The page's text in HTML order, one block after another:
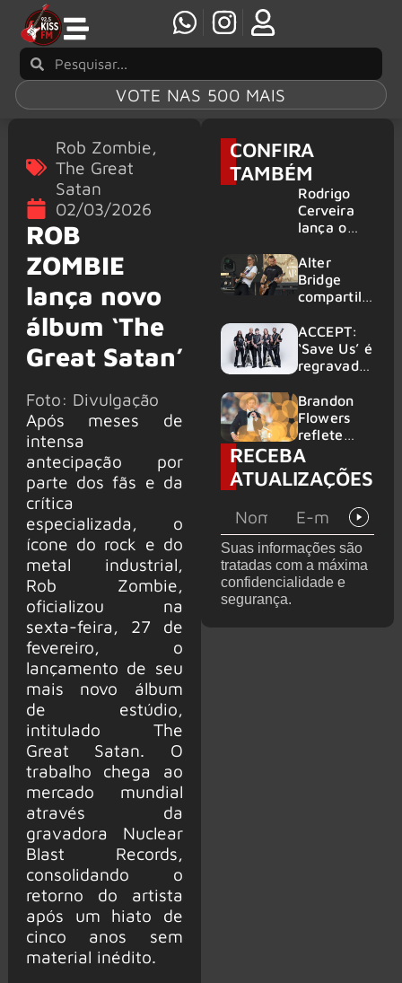
VOTE NAS 500 MAIS
Rob Zombie,
The Great
Satan
02/03/2026
ROB
ZOMBIE
lança novo
álbum ‘The
Great Satan’
Foto: Divulgação
Após meses de
intensa
antecipação por
parte dos fãs e da
crítica
especializada, o
ícone do rock e do
metal industrial,
Rob Zombie,
oficializou na
sexta-feira, 27 de
fevereiro, o
lançamento de seu
mais novo álbum
de estúdio,
intitulado The
Great Satan. O
trabalho chega ao
mercado mundial
através da
gravadora Nuclear
Blast Records,
consolidando o
retorno do artista
após um hiato de
cinco anos sem
material inédito.
CONFIRA
TAMBÉM
Rodrigo
Cerveira
lança o
Searcher”
Alter
Bridge
compartilh
vivo de
“Fortress”
gravada
am Ring
2026
ACCEPT:
‘Save Us’ é
regravada
membros
do GHOST
e KORN
Brandon
Flowers
reflete
sobre o
futuro e
levanta
de de
deixar os
palcos
RECEBA
ATUALIZAÇÕES
Suas informações são
tratadas com a máxima
confidencialidade e
segurança.